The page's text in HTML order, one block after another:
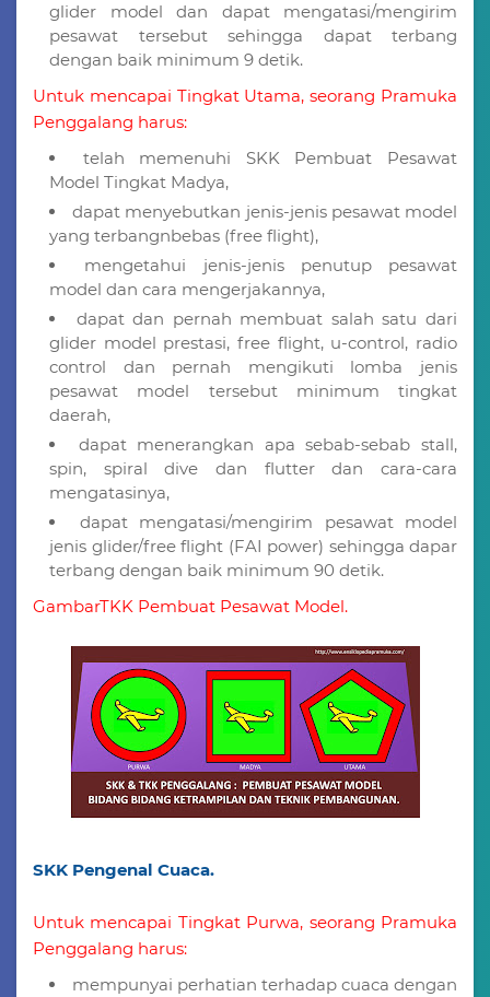
glider model dan dapat mengatasi/mengirim
pesawat tersebut sehingga dapat terbang
dengan baik minimum 9 detik.
Untuk mencapai Tingkat Utama, seorang Pramuka
Penggalang harus:
telah memenuhi SKK Pembuat Pesawat
Model Tingkat Madya,
dapat menyebutkan jenis-jenis pesawat model
yang terbangnbebas (free flight),
mengetahui jenis-jenis penutup pesawat
model dan cara mengerjakannya,
dapat dan pernah membuat salah satu dari
glider model prestasi, free flight, u-control, radio
control dan pernah mengikuti lomba jenis
pesawat model tersebut minimum tingkat
daerah,
dapat menerangkan apa sebab-sebab stall,
spin, spiral dive dan flutter dan cara-cara
mengatasinya,
dapat mengatasi/mengirim pesawat model
jenis glider/free flight (FAI power) sehingga dapar
terbang dengan baik minimum 90 detik.
GambarTKK Pembuat Pesawat Model.
SKK Pengenal Cuaca.
Untuk mencapai Tingkat Purwa, seorang Pramuka
Penggalang harus:
mempunyai perhatian terhadap cuaca dengan